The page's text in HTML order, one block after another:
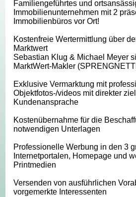
Familiengeführtes und
Immobilienunternehmen mit 2
Immobilienbüros vor Ort!
Kostenfreie Wertermittlung über
Marktwert
Sebastian Klug & Michael Meyer
MarktWert-Makler
Exklusive Vermarktung mit
Objektfotos-/videos mit direkter
Kundenansprache
Kostenübernahme für die
notwendigen Unterlagen
Professionelle Werbung in den 3
Internetportalen, Homepage und
Printmedien
Versenden von ausführlichen
vorgemerkte Interessenten